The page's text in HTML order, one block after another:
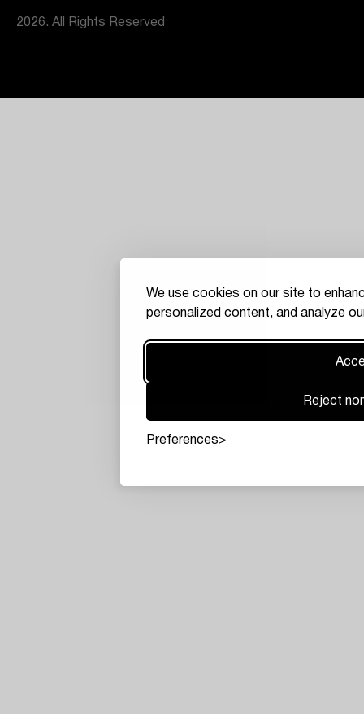
We use cookies on our site to
personalized content, and analyze
Reject
Preferences
2026. All Rights Reserved